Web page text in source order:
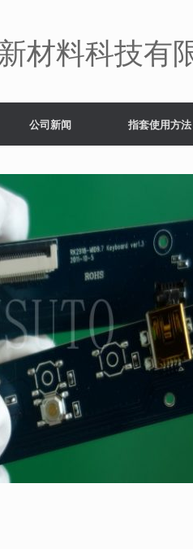
材料科技有
公司新闻 指套使用方法